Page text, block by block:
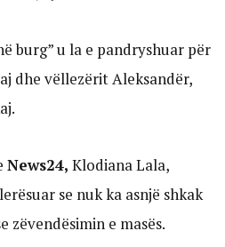
burg” u la e pandryshuar për
dhe vëllezërit Aleksandër,
News24, Klodiana Lala,
se nuk ka asnjë shkak
zëvendësimin e masës.